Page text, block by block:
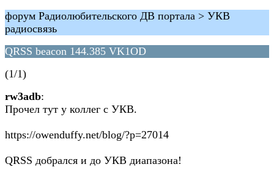
форум Радиолюбительского ДВ портала > УКВ
радиосвязь
QRSS beacon 144.385 VK1OD
(1/1)
rw3adb:
Прочел тут у коллег с УКВ.
https://owenduffy.net/blog/?p=27014
QRSS добрался и до УКВ диапазона!